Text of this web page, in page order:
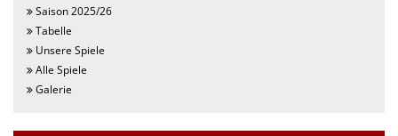
Saison 2025/26
Tabelle
Unsere Spiele
Alle Spiele
Galerie